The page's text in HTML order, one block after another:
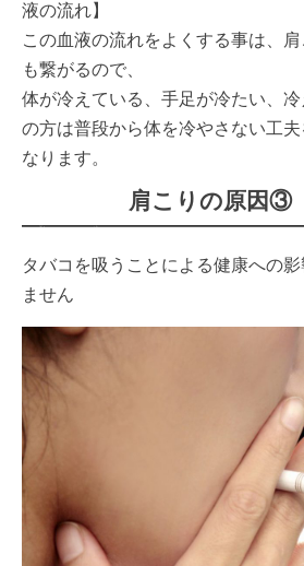
液の流れ】
この血液の流れをよくする事は、
も繋がるので、
体が冷えている、手足が冷たい、
の方は普段から体を冷やさない工
なります。
肩こりの原因
タバコを吸うことによる健康への
ません